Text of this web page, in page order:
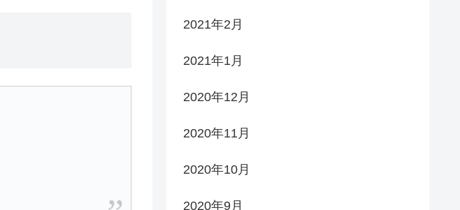
2021年2月
2021年1月
2020年12月
2020年11月
2020年10月
2020年9月